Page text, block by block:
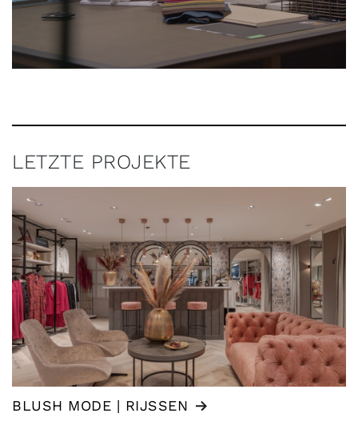
LETZTE PROJEKTE
BLUSH MODE | RIJSSEN